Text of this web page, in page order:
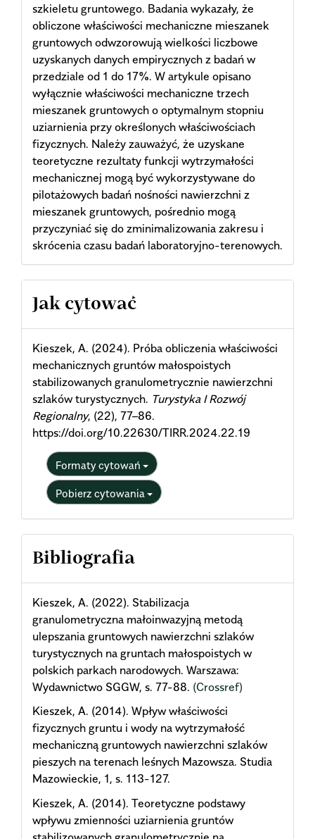
szkieletu gruntowego. Badania wykazały, że
obliczone właściwości mechaniczne mieszanek
gruntowych odwzorowują wielkości liczbowe
uzyskanych danych empirycznych z badań w
przedziale od 1 do 17%. W artykule opisano
wyłącznie właściwości mechaniczne trzech
mieszanek gruntowych o optymalnym stopniu
uziarnienia przy określonych właściwościach
fizycznych. Należy zauważyć, że uzyskane
teoretyczne rezultaty funkcji wytrzymałości
mechanicznej mogą być wykorzystywane do
pilotażowych badań nośności nawierzchni z
mieszanek gruntowych, pośrednio mogą
przyczyniać się do zminimalizowania zakresu i
skrócenia czasu badań laboratoryjno-terenowych.
Article
Details
Jak cytować
Kieszek, A. (2024). Próba obliczenia właściwości
mechanicznych gruntów małospoistych
stabilizowanych granulometrycznie nawierzchni
szlaków turystycznych. Turystyka I Rozwój
Regionalny, (22), 77–86.
https://doi.org/10.22630/TIRR.2024.22.19
Formaty cytowań
Pobierz cytowania
Bibliografia
Kieszek, A. (2022). Stabilizacja
granulometryczna małoinwazyjną metodą
ulepszania gruntowych nawierzchni szlaków
turystycznych na gruntach małospoistych w
polskich parkach narodowych. Warszawa:
Wydawnictwo SGGW, s. 77-88. (Crossref)
Kieszek, A. (2014). Wpływ właściwości
fizycznych gruntu i wody na wytrzymałość
mechaniczną gruntowych nawierzchni szlaków
pieszych na terenach leśnych Mazowsza. Studia
Mazowieckie, 1, s. 113-127.
Kieszek, A. (2014). Teoretyczne podstawy
wpływu zmienności uziarnienia gruntów